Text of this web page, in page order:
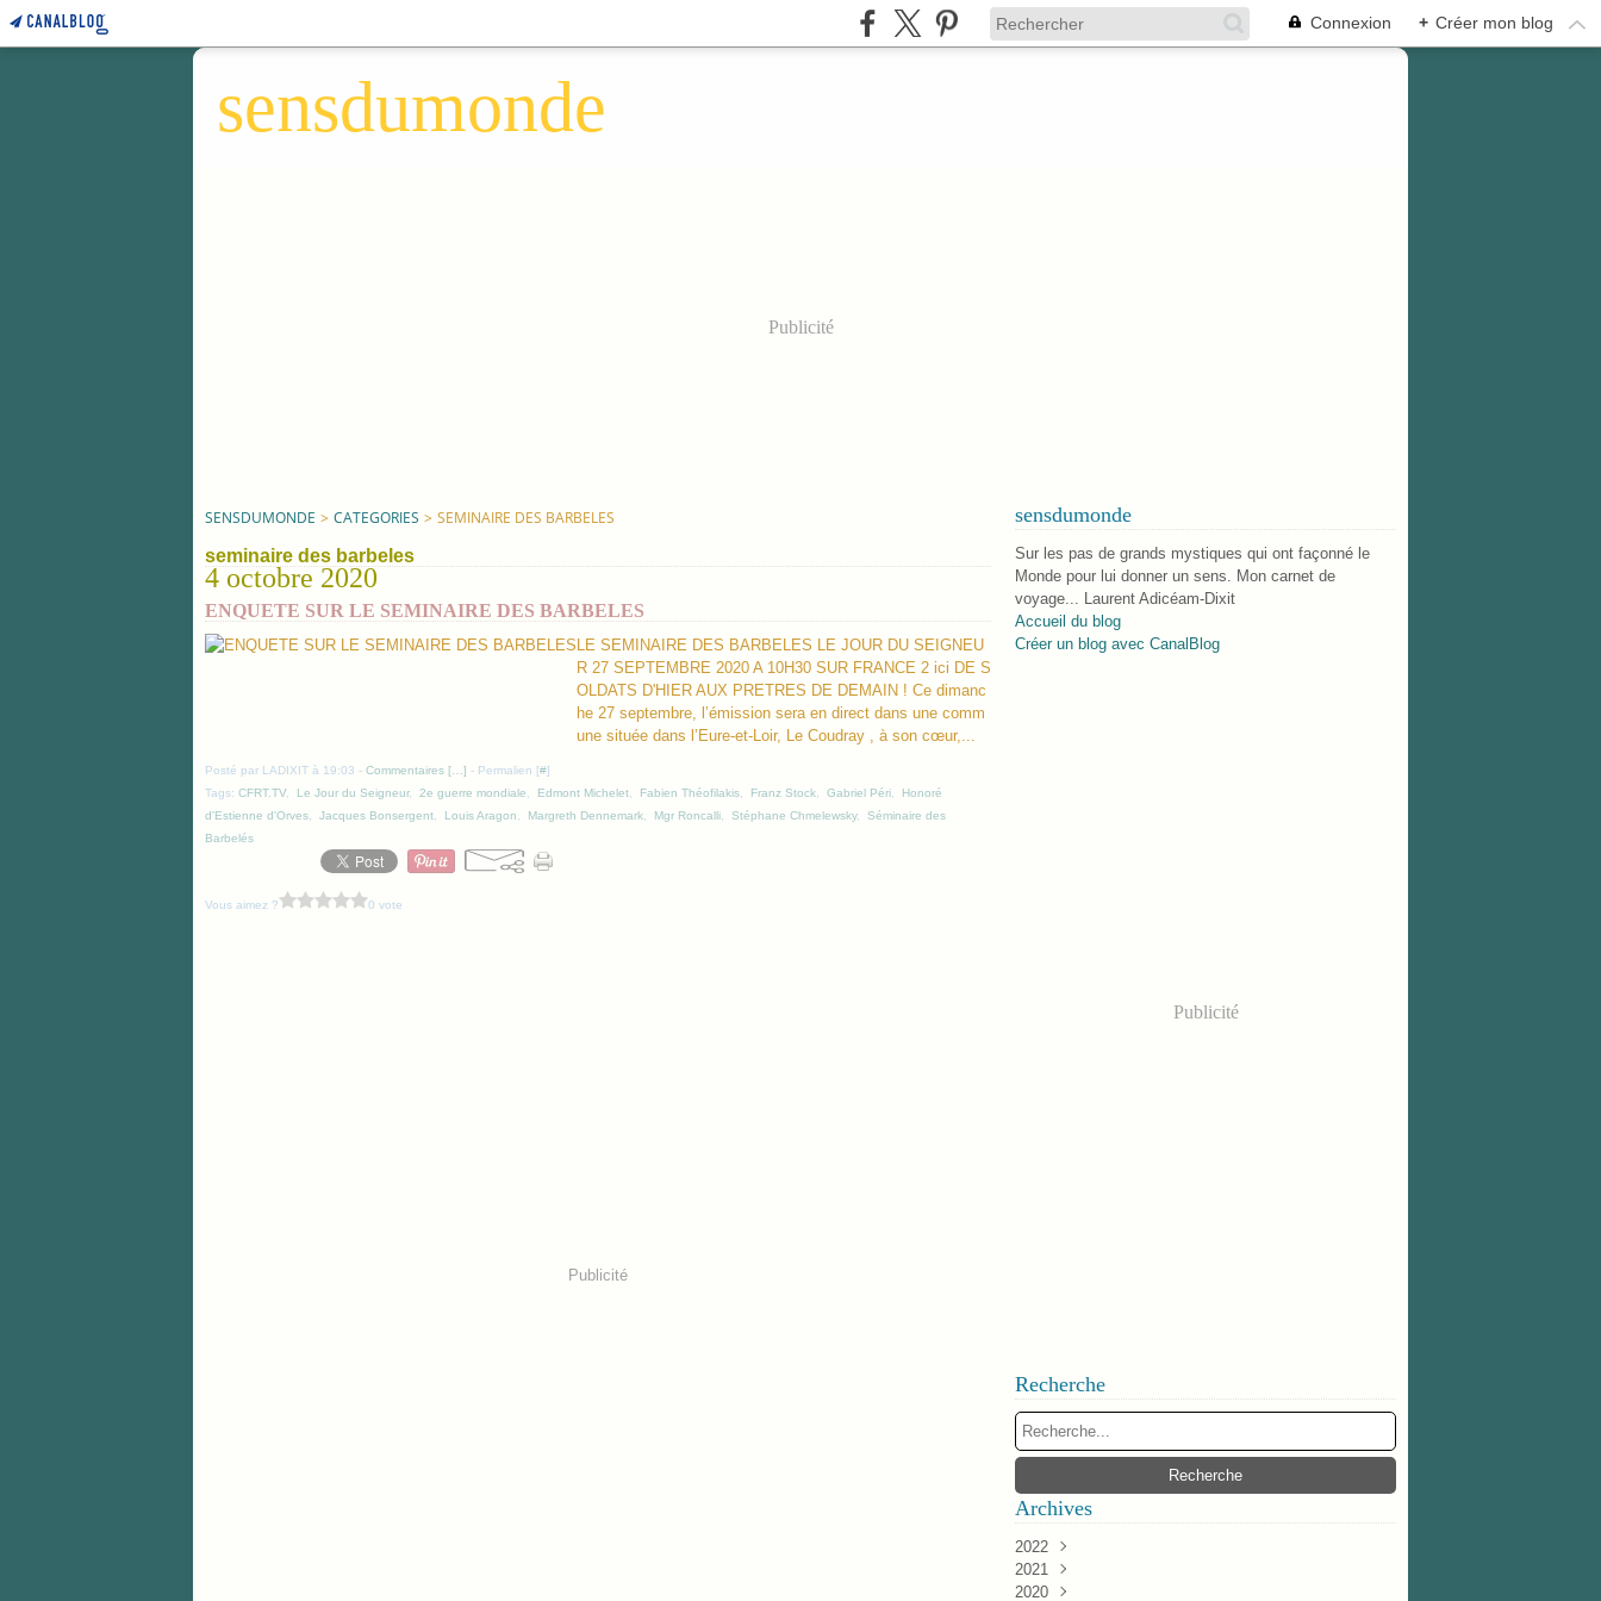
Connexion + Créer mon blog
sensdumonde
Publicité
SENSDUMONDE > CATEGORIES > SEMINAIRE DES BARBELES
seminaire des barbeles
4 octobre 2020
ENQUETE SUR LE SEMINAIRE DES BARBELES
LE SEMINAIRE DES BARBELES LE JOUR DU SEIGNEU
R 27 SEPTEMBRE 2020 A 10H30 SUR FRANCE 2 ici DE S
OLDATS D'HIER AUX PRETRES DE DEMAIN ! Ce dimanc
he 27 septembre, l’émission sera en direct dans une comm
une située dans l’Eure-et-Loir, Le Coudray , à son cœur,...
Posté par LADIXIT à 19:03 - Commentaires [ ] - Permalien [#]
Tags: CFRT.TV, Le Jour du Seigneur, 2e guerre mondiale Edmont Michelet Fabien Théofilakis Franz Stock Gabriel Péri
Honoré
d'Estienne d'Orves
Jacques Bonsergent Louis Aragon Margreth Dennemark Mgr Roncalli Stéphane Chmelewsky, Séminaire des
Barbelés
Vous aimez ? 0 vote
Publicité
sensdumonde
Sur les pas de grands mystiques qui ont façonné le
Monde pour lui donner un sens. Mon carnet de
voyage... Laurent Adicéam-Dixit
Accueil du blog
Créer un blog avec CanalBlog
Publicité
Recherche
Archives
2022
Janvier
2021
Décembre
2020